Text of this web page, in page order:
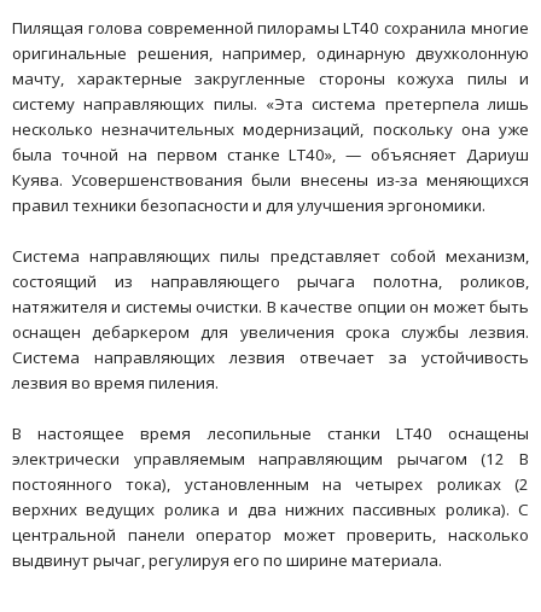
Пилящая голова современной пилорамы LT40 сохранила многие
оригинальные решения, например, одинарную двухколонную
мачту, характерные закругленные стороны кожуха пилы и
систему направляющих пилы. «Эта система претерпела лишь
несколько незначительных модернизаций, поскольку она уже
была точной на первом станке LT40», — объясняет Дариуш
Куява. Усовершенствования были внесены из-за меняющихся
правил техники безопасности и для улучшения эргономики.
Система направляющих пилы представляет собой механизм,
состоящий из направляющего рычага полотна, роликов,
натяжителя и системы очистки. В качестве опции он может быть
оснащен дебаркером для увеличения срока службы лезвия.
Система направляющих лезвия отвечает за устойчивость
лезвия во время пиления.
В настоящее время лесопильные станки LT40 оснащены
электрически управляемым направляющим рычагом (12 В
постоянного тока), установленным на четырех роликах (2
верхних ведущих ролика и два нижних пассивных ролика). С
центральной панели оператор может проверить, насколько
выдвинут рычаг, регулируя его по ширине материала.